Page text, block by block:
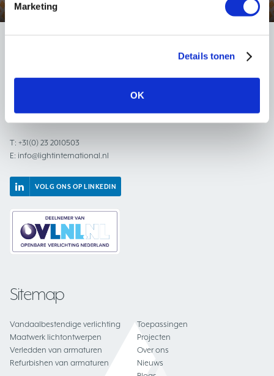
Marketing
Details tonen
OK
T: +31(0) 23 2010503
E: info@lightinternational.nl
VOLG ONS OP LINKEDIN
Sitemap
Vandaalbestendige verlichting
Maatwerk lichtontwerpen
Verledden van armaturen
Refurbishen van armaturen
Toepassingen
Projecten
Over ons
Nieuws